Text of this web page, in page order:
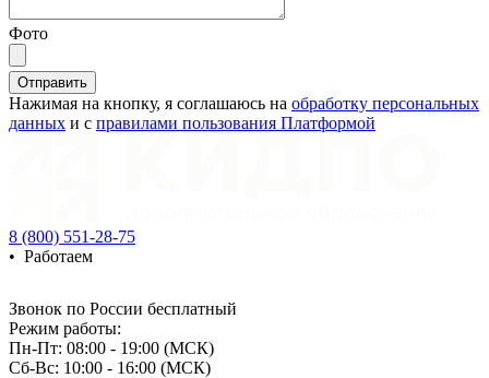
Фото
Отправить
Нажимая на кнопку, я соглашаюсь на обработку персональных
данных и с правилами пользования Платформой
8 (800) 551-28-75
• Работаем
Звонок по России бесплатный
Режим работы:
Пн-Пт: 08:00 - 19:00 (МСК)
Сб-Вс: 10:00 - 16:00 (МСК)